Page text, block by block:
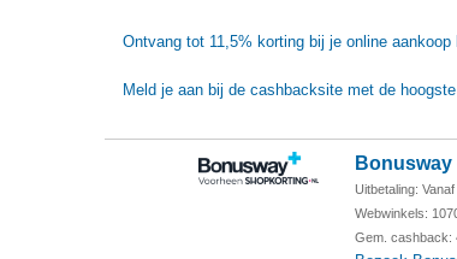
Ontvang tot 11,5% korting bij je online aankoop
Meld je aan bij de cashbacksite met de
Uitbetaling:
Webwinkels:
Gem. cashback: